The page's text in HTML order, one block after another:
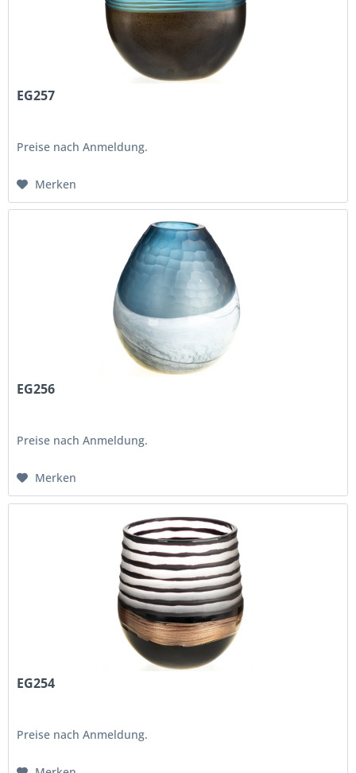
EG257
Preise nach Anmeldung.
Merken
EG256
Preise nach Anmeldung.
Merken
EG254
Preise nach Anmeldung.